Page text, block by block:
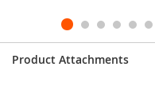
Product Attachments